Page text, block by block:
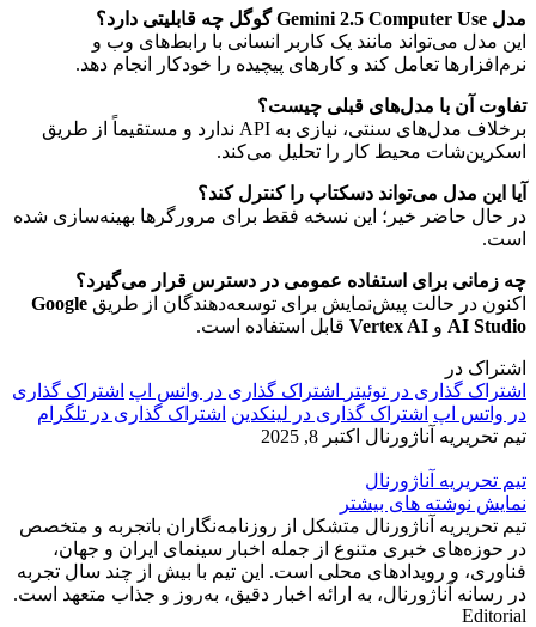
مدل Gemini 2.5 Computer Use گوگل چه قابلیتی دارد؟
این مدل می‌تواند مانند یک کاربر انسانی با رابط‌های وب و
نرم‌افزارها تعامل کند و کارهای پیچیده را خودکار انجام دهد.
تفاوت آن با مدل‌های قبلی چیست؟
برخلاف مدل‌های سنتی، نیازی به API ندارد و مستقیماً از طریق
اسکرین‌شات محیط کار را تحلیل می‌کند.
آیا این مدل می‌تواند دسکتاپ را کنترل کند؟
در حال حاضر خیر؛ این نسخه فقط برای مرورگرها بهینه‌سازی شده
است.
چه زمانی برای استفاده عمومی در دسترس قرار می‌گیرد؟
اکنون در حالت پیش‌نمایش برای توسعه‌دهندگان از طریق Google
AI Studio و Vertex AI قابل استفاده است.
اشتراک در
اشتراک گذاری در توئیتر
اشتراک گذاری در واتس اپ اشتراک گذاری
در واتس اپ اشتراک گذاری در لینکدین اشتراک گذاری در تلگرام
تیم تحریریه آناژورنال اکتبر 8, 2025
تیم تحریریه آناژورنال
نمایش نوشته های بیشتر
تیم تحریریه آناژورنال متشکل از روزنامه‌نگاران باتجربه و متخصص
در حوزه‌های خبری متنوع از جمله اخبار سینمای ایران و جهان،
فناوری، و رویدادهای محلی است. این تیم با بیش از چند سال تجربه
در رسانه‌ آناژورنال، به ارائه اخبار دقیق، به‌روز و جذاب متعهد است.
Editorial